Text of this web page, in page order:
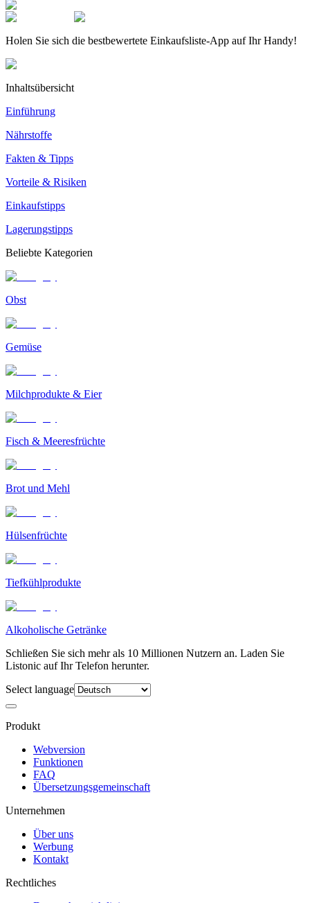
Holen Sie sich die bestbewertete Einkaufsliste-App auf Ihr Handy!
Inhaltsübersicht
Einführung
Nährstoffe
Fakten & Tipps
Vorteile & Risiken
Einkaufstipps
Lagerungstipps
Beliebte Kategorien
Obst
Gemüse
Milchprodukte & Eier
Fisch & Meeresfrüchte
Brot und Mehl
Hülsenfrüchte
Tiefkühlprodukte
Alkoholische Getränke
Schließen Sie sich mehr als 10 Millionen Nutzern an. Laden Sie
Listonic auf Ihr Telefon herunter.
Select language
Produkt
Webversion
Funktionen
FAQ
Übersetzungsgemeinschaft
Unternehmen
Über uns
Werbung
Kontakt
Rechtliches